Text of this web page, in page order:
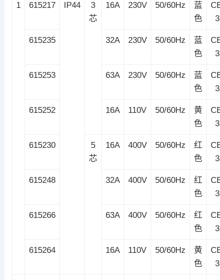
1 615217 IP44
3
芯
16A 230V 50/60Hz
蓝
色
615235 32A 230V 50/60Hz
蓝
色
615253 63A 230V 50/60Hz
蓝
色
615252 16A 110V 50/60Hz
黄
色
615230
5
芯
16A 400V 50/60Hz
红
色
615248 32A 400V 50/60Hz
红
色
615266 63A 400V 50/60Hz
红
色
615264 16A 110V 50/60Hz
黄
色